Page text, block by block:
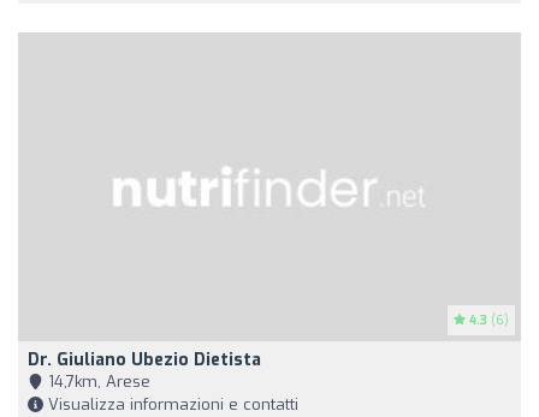
4.3 (6)
Dr. Giuliano Ubezio Dietista
14,7km, Arese
Visualizza informazioni e contatti